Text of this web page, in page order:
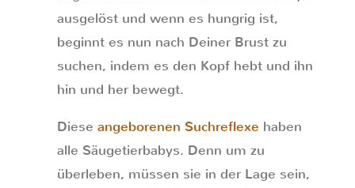
ausgelöst und wenn es hungrig ist,
beginnt es nun nach Deiner Brust zu
suchen, indem es den Kopf hebt und ihn
hin und her bewegt.
Diese angeborenen Suchreflexe haben
alle Säugetierbabys. Denn um zu
überleben, müssen sie in der Lage sein,